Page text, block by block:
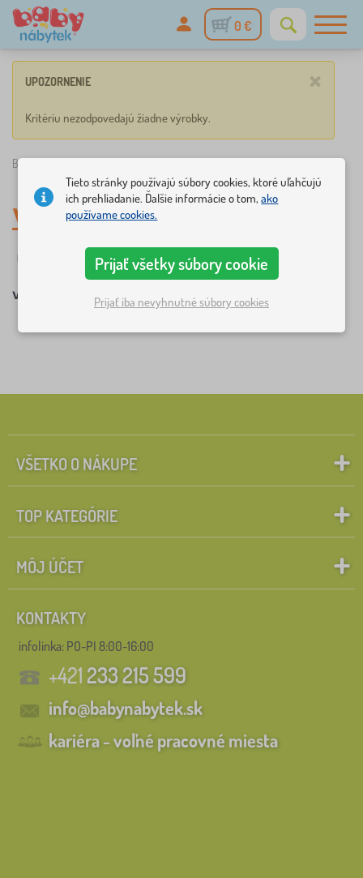
0 €
×
UPOZORNENIE
Kritériu nezodpovedajú žiadne výrobky.
Babynabytek.sk
Violetta
Filtrovanie Rozprávkové postavičky
FILTROVANIE
Violetta
VŠETKO O NÁKUPE
TOP KATEGÓRIE
MÔJ ÚČET
KONTAKTY
infolinka: PO-PI 8:00-16:00
+421233 215 599
info@babynabytek.sk
kariéra - voľné pracovné miesta
Tieto stránky používajú súbory cookies, ktoré uľahčujú
ich prehliadanie. Ďalšie informácie o tom,ako
používame cookies.
Prijať všetky súbory cookie
Prijať iba nevyhnutné súbory cookies